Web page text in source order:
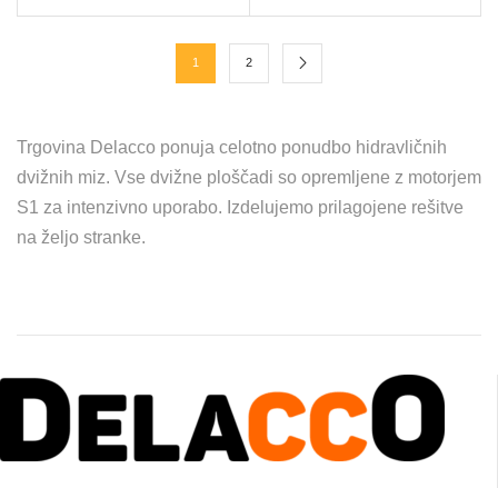
1 2
Trgovina Delacco ponuja celotno ponudbo hidravličnih
dvižnih miz. Vse dvižne ploščadi so opremljene z motorjem
S1 za intenzivno uporabo. Izdelujemo prilagojene rešitve
na željo stranke.